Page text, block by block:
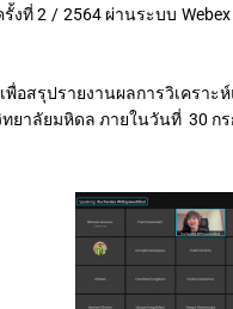
ที่ 2 / 2564 ผ่านระบบ
ปรายงานผลการวิเคราะห์
ยาลัยมหิดล ภายในวันที่ 30 ก